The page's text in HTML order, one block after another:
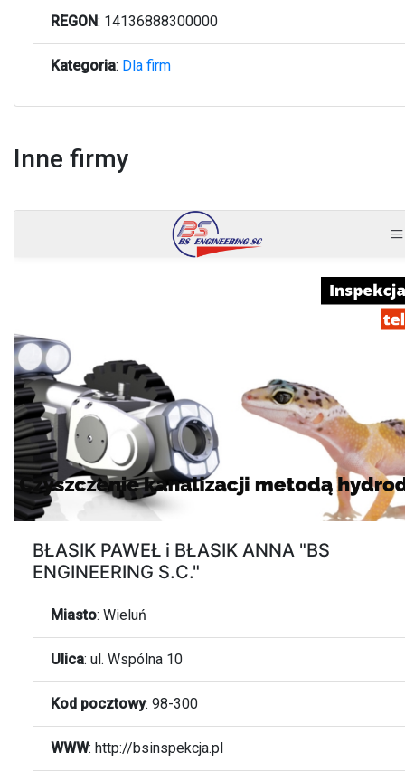
REGON: 14136888300000
Kategoria: Dla firm
Inne firmy
BŁASIK PAWEŁ i BŁASIK ANNA "BS
ENGINEERING S.C."
Miasto: Wieluń
Ulica: ul. Wspólna 10
Kod pocztowy: 98-300
WWW: http://bsinspekcja.pl